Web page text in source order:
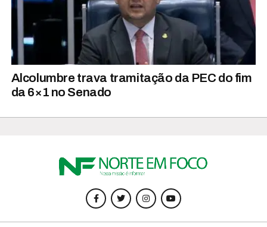
Alcolumbre trava tramitação da PEC do fim
da 6×1 no Senado